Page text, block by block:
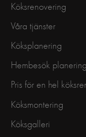
Köksrenovering
Våra tjänster
Köksplanering
Hembesök
Pris för en hel
Köksmontering
Köksgalleri